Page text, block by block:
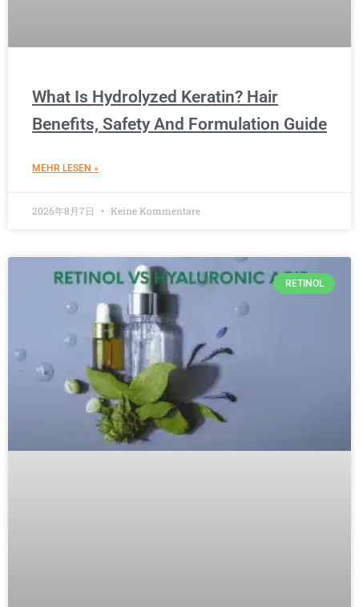
What Is Hydrolyzed Keratin? Hair
Benefits, Safety And Formulation Guide
MEHR LESEN »
2026年8月7日 Keine Kommentare
RETINOL